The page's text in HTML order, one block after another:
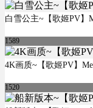
白雪公主~【歌姬PV】
1589
4K画质~【歌姬PV】
1520